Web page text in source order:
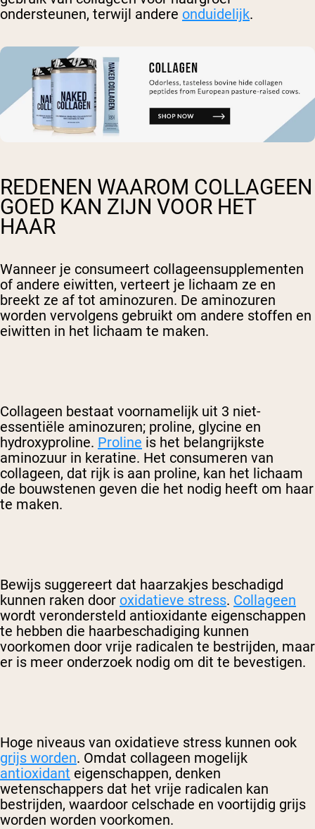
ondersteunen, terwijl andere onduidelijk.
REDENEN WAAROM COLLAGEEN
GOED KAN ZIJN VOOR HET
HAAR
Wanneer je consumeert collageensupplementen
of andere eiwitten, verteert je lichaam ze en
breekt ze af tot aminozuren. De aminozuren
worden vervolgens gebruikt om andere stoffen en
eiwitten in het lichaam te maken.
Collageen bestaat voornamelijk uit 3 niet-
essentiële aminozuren; proline, glycine en
hydroxyproline. Proline is het belangrijkste
aminozuur in keratine. Het consumeren van
collageen, dat rijk is aan proline, kan het lichaam
de bouwstenen geven die het nodig heeft om haar
te maken.
Bewijs suggereert dat haarzakjes beschadigd
kunnen raken door oxidatieve stress. Collageen
wordt verondersteld antioxidante eigenschappen
te hebben die haarbeschadiging kunnen
voorkomen door vrije radicalen te bestrijden, maar
er is meer onderzoek nodig om dit te bevestigen.
Hoge niveaus van oxidatieve stress kunnen ook
grijs worden. Omdat collageen mogelijk
antioxidant eigenschappen, denken
wetenschappers dat het vrije radicalen kan
bestrijden, waardoor celschade en voortijdig grijs
worden worden voorkomen.